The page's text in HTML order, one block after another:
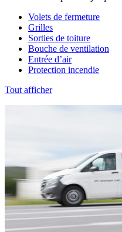
Volets de fermeture
Grilles
Sorties de toiture
Bouche de ventilation
Entrée d’air
Protection incendie
Tout afficher